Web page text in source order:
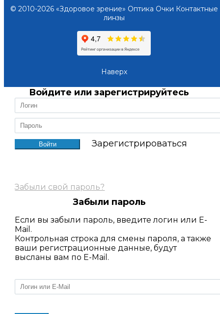
© 2010-2026 «Здоровое зрение» Оптика Очки Контактные
линзы
Наверх
Войдите или зарегистрируйтесь
Зарегистрироваться
Забыли свой пароль?
Забыли пароль
Если вы забыли пароль, введите логин или E-
Mail.
Контрольная строка для смены пароля, а также
ваши регистрационные данные, будут
высланы вам по E-Mail.